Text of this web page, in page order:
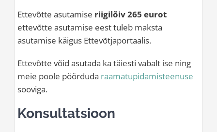
Ettevõtte asutamise riigilõiv 265 eurot
ettevõtte asutamise eest tuleb maksta
asutamise käigus Ettevõtjaportaalis.
Ettevõtte võid asutada ka täiesti vabalt ise ning
meie poole pöörduda raamatupidamisteenuse
sooviga.
Konsultatsioon